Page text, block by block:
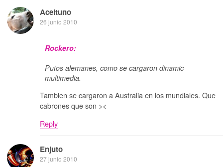
Aceituno
26 junio 2010
Rockero:
Putos alemanes, como se cargaron dinamic
multimedia.
Tambien se cargaron a Australia en los mundiales. Que
cabrones que son ><
Reply
Enjuto
27 junio 2010